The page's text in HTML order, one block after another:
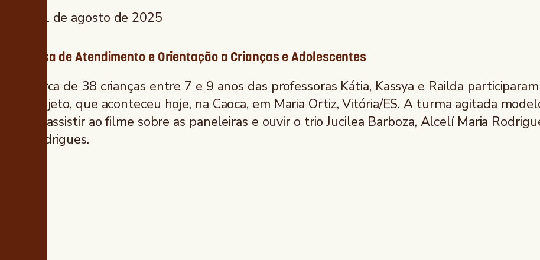
21 de agosto de 2025
Casa de Atendimento e Orientação a Crianças e Adolescentes
Cerca de 38 crianças entre 7 e 9 anos das professoras Kátia, Kassya e Railda
projeto, que aconteceu hoje, na Caoca, em Maria Ortiz, Vitória/ES. A turma agitada
de assistir ao filme sobre as paneleiras e ouvir o trio Jucilea Barboza, Alcelí Maria
Rodrigues.